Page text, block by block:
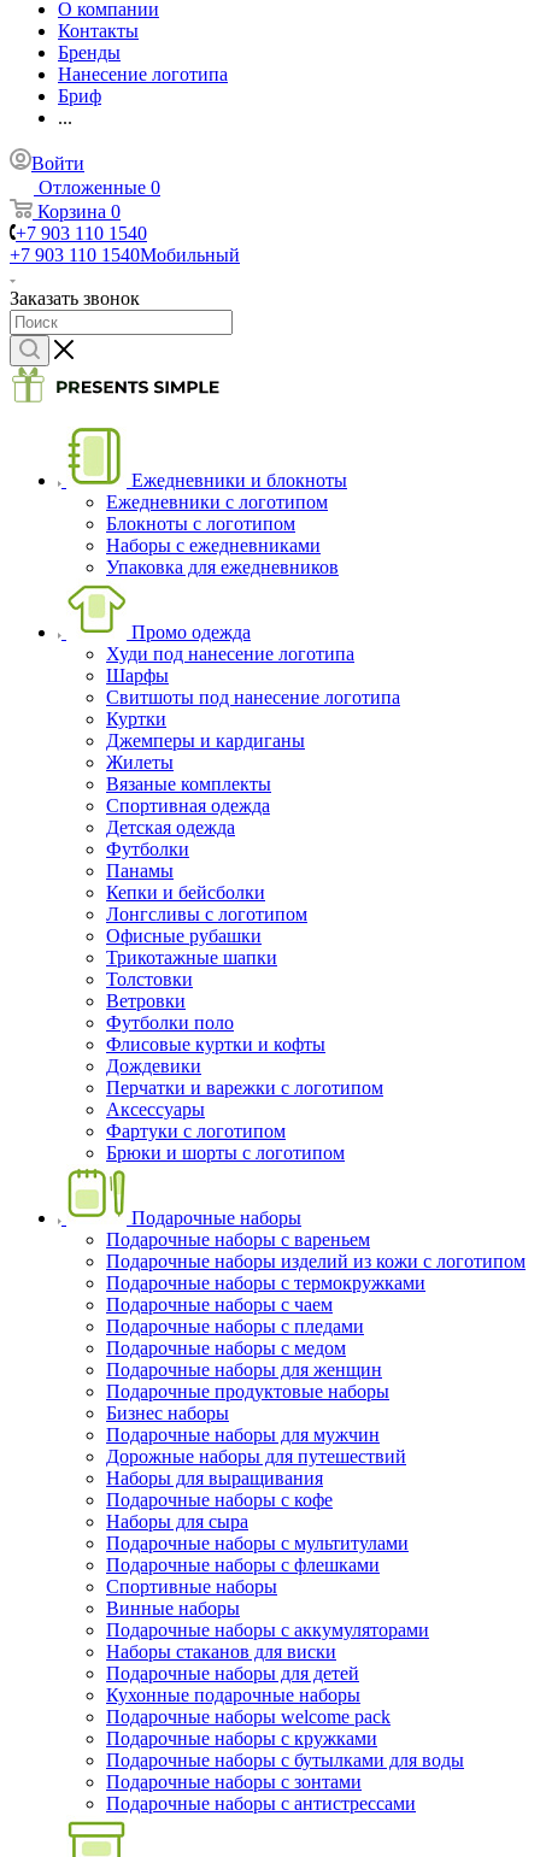
О компании
Контакты
Бренды
Нанесение логотипа
Бриф
...
Войти
Отложенные 0
Корзина 0
+7 903 110 1540
+7 903 110 1540Мобильный
Заказать звонок
Ежедневники и блокноты
Ежедневники с логотипом
Блокноты с логотипом
Наборы с ежедневниками
Упаковка для ежедневников
Промо одежда
Худи под нанесение логотипа
Шарфы
Свитшоты под нанесение логотипа
Куртки
Джемперы и кардиганы
Жилеты
Вязаные комплекты
Спортивная одежда
Детская одежда
Футболки
Панамы
Кепки и бейсболки
Лонгсливы с логотипом
Офисные рубашки
Трикотажные шапки
Толстовки
Ветровки
Футболки поло
Флисовые куртки и кофты
Дождевики
Перчатки и варежки с логотипом
Аксессуары
Фартуки с логотипом
Брюки и шорты с логотипом
Подарочные наборы
Подарочные наборы с вареньем
Подарочные наборы изделий из кожи с логотипом
Подарочные наборы с термокружками
Подарочные наборы с чаем
Подарочные наборы с пледами
Подарочные наборы с медом
Подарочные наборы для женщин
Подарочные продуктовые наборы
Бизнес наборы
Подарочные наборы для мужчин
Дорожные наборы для путешествий
Наборы для выращивания
Подарочные наборы с кофе
Наборы для сыра
Подарочные наборы с мультитулами
Подарочные наборы с флешками
Спортивные наборы
Винные наборы
Подарочные наборы с аккумуляторами
Наборы стаканов для виски
Подарочные наборы для детей
Кухонные подарочные наборы
Подарочные наборы welcome pack
Подарочные наборы с кружками
Подарочные наборы с бутылками для воды
Подарочные наборы с зонтами
Подарочные наборы с антистрессами